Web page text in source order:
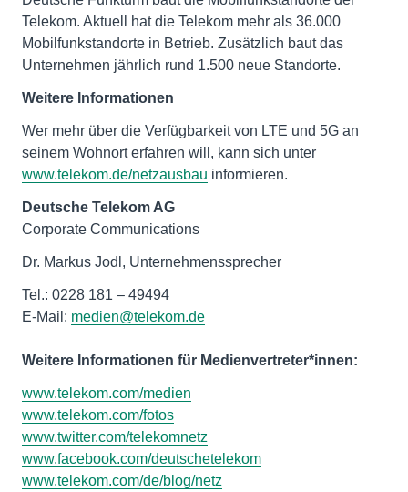
Telekom. Aktuell hat die Telekom mehr als 36.000
Mobilfunkstandorte in Betrieb. Zusätzlich baut das
Unternehmen jährlich rund 1.500 neue Standorte.
Weitere Informationen
Wer mehr über die Verfügbarkeit von LTE und 5G an
seinem Wohnort erfahren will, kann sich unter
www.telekom.de/netzausbau informieren.
Deutsche Telekom AG
Corporate Communications
Dr. Markus Jodl, Unternehmenssprecher
Tel.: 0228 181 – 49494
E-Mail: medien@telekom.de
Weitere Informationen für Medienvertreter*innen:
www.telekom.com/medien
www.telekom.com/fotos
www.twitter.com/telekomnetz
www.facebook.com/deutschetelekom
www.telekom.com/de/blog/netz